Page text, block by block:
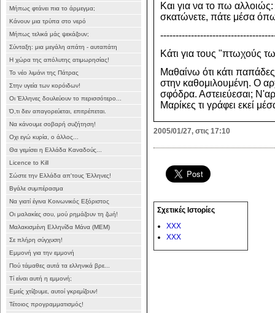
Μήπως φτάνει πια το άρμεγμα;
Κάνουν μια τρύπα στο νερό
Μήπως τελικά μάς ψεκάζουν;
Σύνταξη: μια μεγάλη απάτη - αυταπάτη
Η χώρα της απόλυτης ατιμωρησίας!
Το νέο λιμάνι της Πάτρας
Στην υγεία των κορόιδων!
Οι Έλληνες δουλεύουν το περισσότερο...
Ό,τι δεν απαγορεύεται, επιτρέπεται.
Να κάνουμε σοβαρή συζήτηση!
Οχι εγώ κυρία, ο άλλος...
Θα γεμίσει η Ελλάδα Καναδούς...
Licence to Kill
Σώστε την Ελλάδα απ'τους Έλληνες!
Βγάλε συμπέρασμα
Να γιατί έγινα Κοινωνικός Εξόριστος
Oι μαλακίες σου, μού ρημάζουν τη ζωή!
Μαλακισμένη Ελληνίδα Μάνα (ΜΕΜ)
Σε πλήρη σύγχυση!
Εμμονή για την εμμονή
Πού τάμαθες αυτά τα ελληνικά βρε...
Τί είναι αυτή η εμμονή;
Εμείς χτίζουμε, αυτοί γκρεμίζουν!
Τέτοιος προγραμματισμός!
Και για να το πω αλλοιώς:
σκατώνετε, πάτε μέσα
Κάτι για τους "πτωχούς
Μαθαίνω ότι κάτι
στην καθομιλουμένη. Ο
σφόδρα. Αστειεύεσαι;
Μαρίκες τι γράφει εκεί
2005/01/27, στις 17:10
Σχετικές Ιστορίες
XXX
XXX